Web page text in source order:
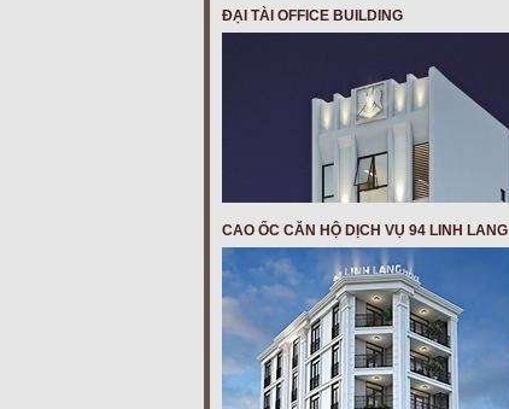
ĐẠI TÀI OFFICE BUILDING
CAO ỐC CĂN HỘ DỊCH VỤ 94 LINH LANG